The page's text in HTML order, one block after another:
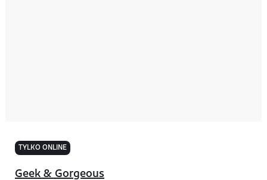
TYLKO ONLINE
Geek & Gorgeous